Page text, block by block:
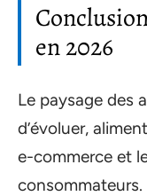
en 2026
Le paysage des
d’évoluer,
e-commerce et
consommateurs.